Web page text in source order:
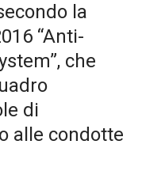
la
“Anti-
che
di
alle condotte